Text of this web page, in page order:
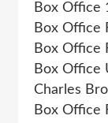
Box Office
Box Office
Box Office
Box Office
Charles
Box Office